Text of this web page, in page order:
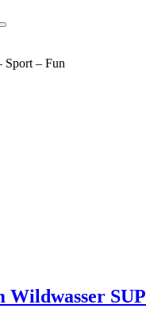
Search
Sport – Fun
SUP